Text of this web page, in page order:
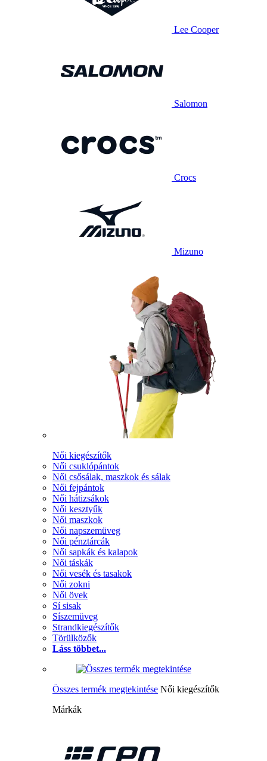
Lee Cooper
Salomon
Crocs
Mizuno
Női kiegészítők
Női csuklópántok
Női csősálak, maszkok és sálak
Női fejpántok
Női hátizsákok
Női kesztyűk
Női maszkok
Női napszemüveg
Női pénztárcák
Női sapkák és kalapok
Női táskák
Női vesék és tasakok
Női zokni
Női övek
Sí sisak
Síszemüveg
Strandkiegészítők
Törülközők
Láss többet...
Összes termék megtekintése Női kiegészítők
Márkák